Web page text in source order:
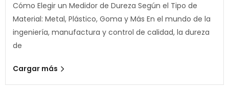
Cómo Elegir un Medidor de Dureza Según el Tipo de
Material: Metal, Plástico, Goma y Más En el mundo de la
ingeniería, manufactura y control de calidad, la dureza
de
Cargar más